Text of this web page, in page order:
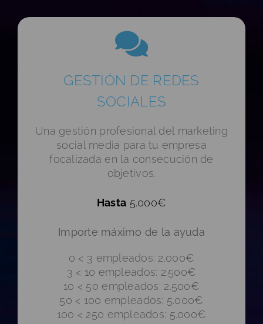
GESTIÓN DE REDES
SOCIALES
Una gestión profesional del marketing
social media para tu empresa
focalizada en la consecución de
objetivos.
Hasta 5.000€
Importe máximo de la ayuda
0 < 3 empleados: 2.000€
3 < 10 empleados: 2.500€
10 < 50 empleados: 2.500€
50 < 100 empleados: 5.000€
100 < 250 empleados: 5.000€